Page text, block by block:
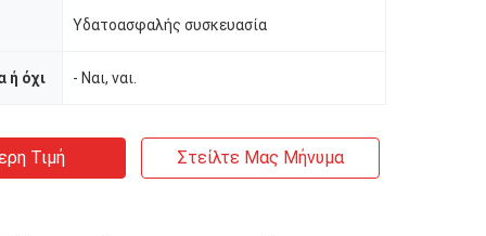
Υδατοασφαλής συσκευασία
ή όχι - Ναι, ναι.
Τιμή Στείλτε Μας Μήνυμα